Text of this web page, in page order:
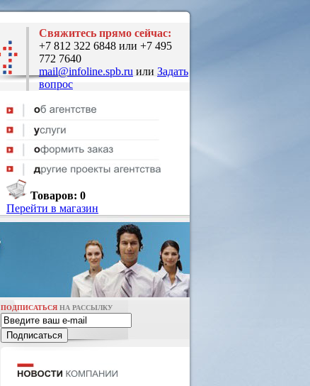
Свяжитесь прямо сейчас:
+7 812 322 6848 или +7 495
772 7640
mail@infoline.spb.ru или Задать
вопрос
Товаров: 0
Перейти в магазин
ПОДПИСАТЬСЯ НА РАССЫЛКУ